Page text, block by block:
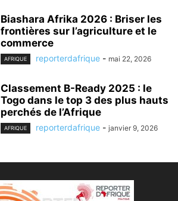
Biashara Afrika 2026 : Briser les
frontières sur l’agriculture et le
commerce
AFRIQUE reporterdafrique - mai 22, 2026
Classement B-Ready 2025 : le
Togo dans le top 3 des plus hauts
perchés de l’Afrique
AFRIQUE reporterdafrique - janvier 9, 2026